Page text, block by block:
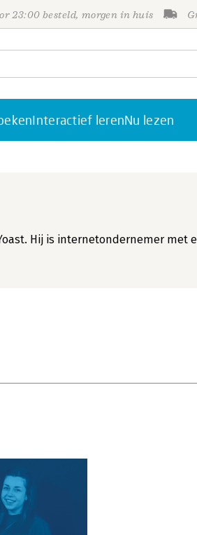
23:00 besteld, morgen in huis
Interactief lerenNu lezen
Hij is internetondernemer met